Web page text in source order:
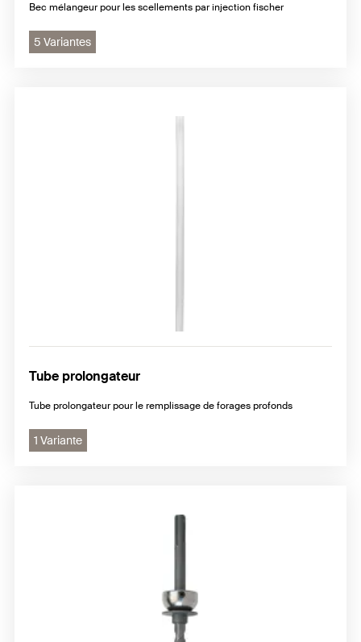
Bec mélangeur pour les scellements par injection fischer
5 Variantes
Tube prolongateur
Tube prolongateur pour le remplissage de forages profonds
1 Variante